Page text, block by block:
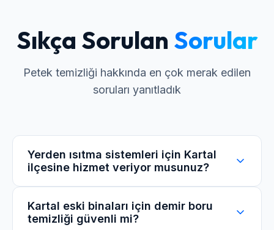
Sıkça Sorulan Sorular
Petek temizliği hakkında en çok merak edilen
soruları yanıtladık
Yerden ısıtma sistemleri için Kartal
ilçesine hizmet veriyor musunuz?
Evet, yerden ısıtma sistemleri için mobil
makinemizle kolektör üzerinden tek tek hatları
Kartal eski binaları için demir boru
temizliği güvenli mi?